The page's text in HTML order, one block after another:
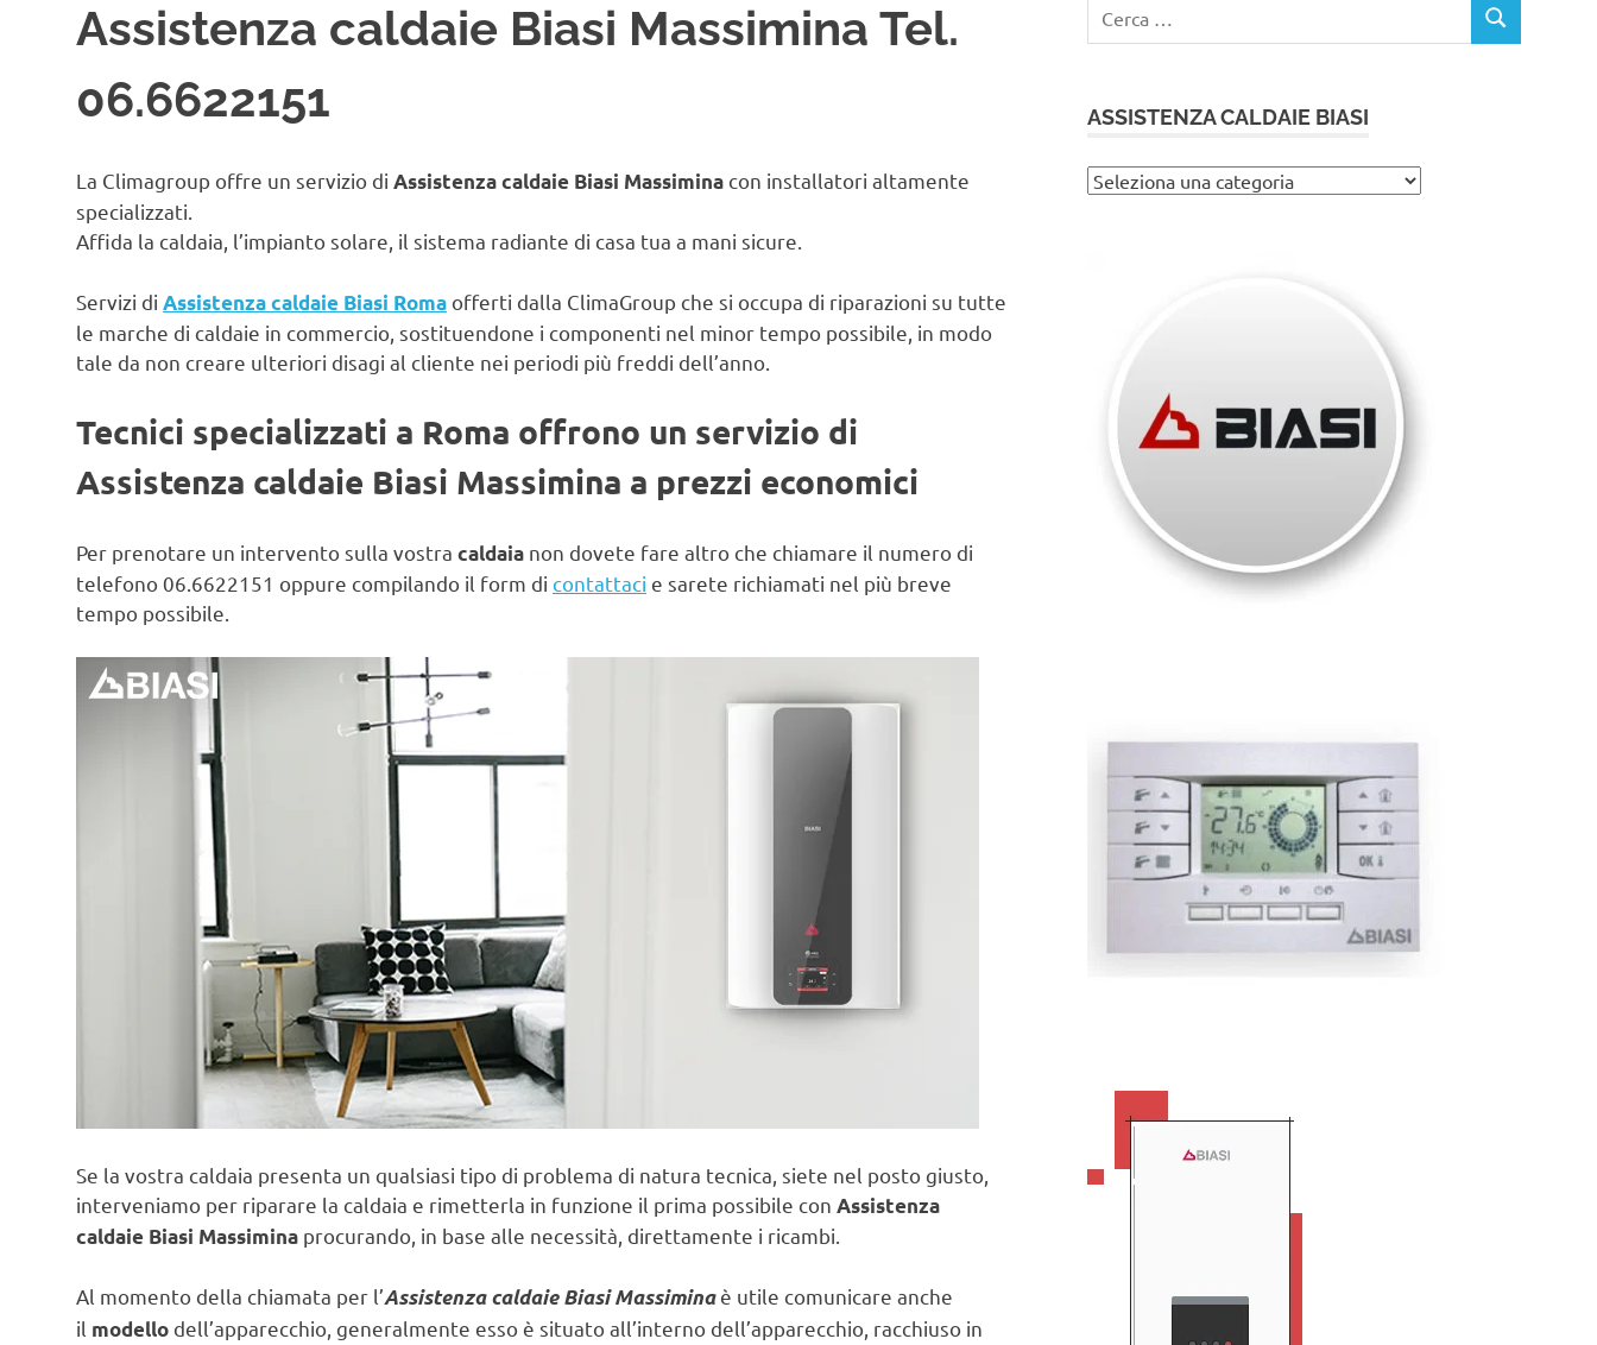
Assistenza caldaie Biasi Massimina Tel.
06.6622151
La Climagroup offre un servizio di Assistenza caldaie Biasi Massimina con installatori altamente
specializzati.
Affida la caldaia, l’impianto solare, il sistema radiante di casa tua a mani sicure.
Servizi di Assistenza caldaie Biasi Roma offerti dalla ClimaGroup che si occupa di riparazioni su tutte
le marche di caldaie in commercio, sostituendone i componenti nel minor tempo possibile, in modo
tale da non creare ulteriori disagi al cliente nei periodi più freddi dell’anno.
Tecnici specializzati a Roma offrono un servizio di
Assistenza caldaie Biasi Massimina a prezzi economici
Per prenotare un intervento sulla vostra caldaia non dovete fare altro che chiamare il numero di
telefono 06.6622151 oppure compilando il form di contattaci e sarete richiamati nel più breve
tempo possibile.
Se la vostra caldaia presenta un qualsiasi tipo di problema di natura tecnica, siete nel posto giusto,
interveniamo per riparare la caldaia e rimetterla in funzione il prima possibile con Assistenza
caldaie Biasi Massimina procurando, in base alle necessità, direttamente i ricambi.
Al momento della chiamata per l’Assistenza caldaie Biasi Massiminaè utile comunicare anche
il modello dell’apparecchio, generalmente esso è situato all’interno dell’apparecchio, racchiuso in
per:
CERCA
ASSISTENZA CALDAIE BIASI
Assistenza